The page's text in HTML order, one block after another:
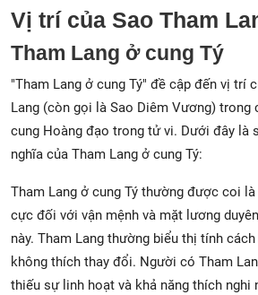
Vị trí của Sao Tham
Tham Lang ở cung Tý
"Tham Lang ở cung Tý" đề cập đến vị trí
Lang (còn gọi là Sao Diêm Vương) trong
cung Hoàng đạo trong tử vi. Dưới đây là
nghĩa của Tham Lang ở cung Tý:
Tham Lang ở cung Tý thường được coi
cực đối với vận mệnh và mặt lương
này. Tham Lang thường biểu thị tính
không thích thay đổi. Người có Tham
thiếu sự linh hoạt và khả năng thích nghi